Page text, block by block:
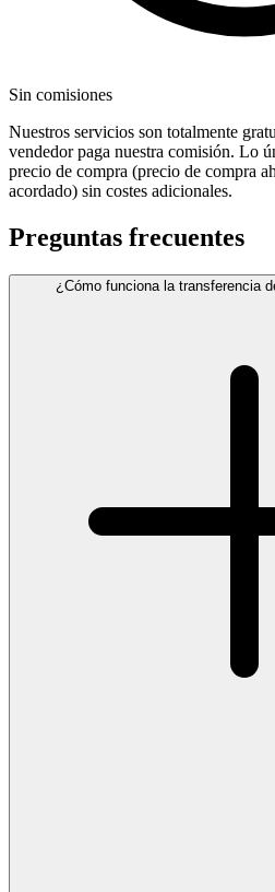
Sin comisiones
Nuestros servicios son totalmente
vendedor paga nuestra comisión. Lo
precio de compra (precio de compra
acordado) sin costes adicionales.
Preguntas frecuentes
¿Cómo funciona la transferencia